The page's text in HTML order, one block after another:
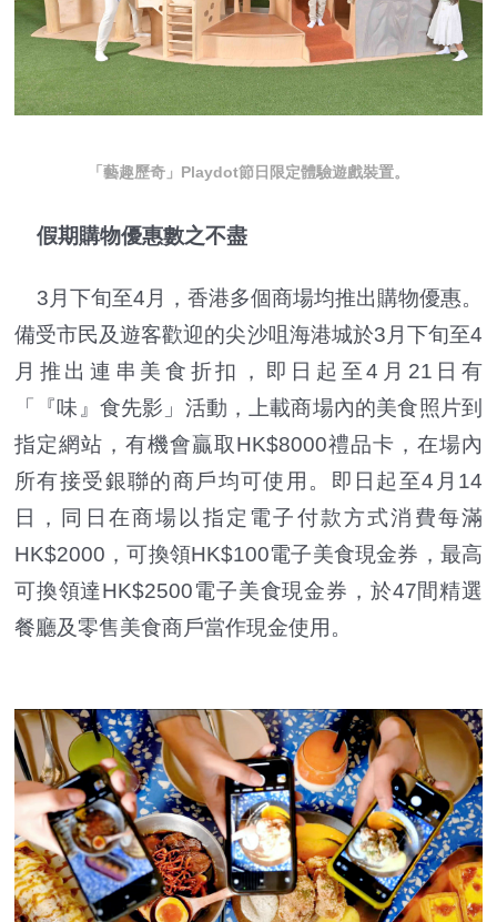
「藝趣歷奇」Playdot節日限定體驗遊戲裝置。
假期購物優惠數之不盡
3月下旬至4月，香港多個商場均推出購物優惠。
備受市民及遊客歡迎的尖沙咀海港城於3月下旬至4
月推出連串美食折扣，即日起至4月21日有
「『味』食先影」活動，上載商場內的美食照片到
指定網站，有機會贏取HK$8000禮品卡，在場內
所有接受銀聯的商戶均可使用。即日起至4月14
日，同日在商場以指定電子付款方式消費每滿
HK$2000，可換領HK$100電子美食現金券，最高
可換領達HK$2500電子美食現金券，於47間精選
餐廳及零售美食商戶當作現金使用。